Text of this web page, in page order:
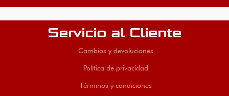
Servicio al Cliente
Cambios y devoluciones
Política de privacidad
Términos y condiciones